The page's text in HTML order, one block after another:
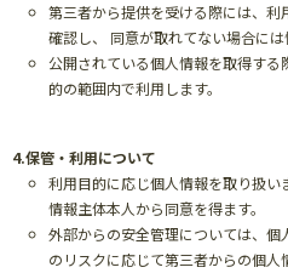
第三者から提供を受ける際には、
確認し、 同意が取れてない場合には
公開されている個人情報を取得す
的の範囲内で利用します。
4.保管・利用について
利用目的に応じ個人情報を取り扱い
情報主体本人から同意を得ます。
外部からの安全管理については、
のリスクに応じて第三者からの個人